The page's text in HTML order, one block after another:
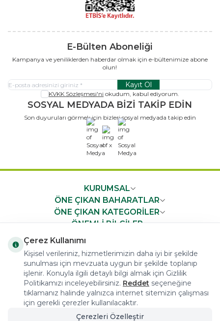
E-Bülten Aboneliği
Kampanya ve yeniliklerden haberdar olmak için e-bültenimize abone
olun!
Kayıt Ol
KVKK Sözleşmesi'ni okudum, kabul ediyorum.
SOSYAL MEDYADA BİZİ TAKİP EDİN
Son duyuruları görmek için bizleri sosyal medyada takip edin
x
KURUMSAL
ÖNE ÇIKAN BAHARATLAR
ÖNE ÇIKAN KATEGORİLER
ÖNEMLİ BİLGİLER
COPYRIGHT © 2023 arifoglu.com ALL RIGHTS RESERVED
Çerez Kullanımı
Kişisel verileriniz, hizmetlerimizin daha iyi bir şekilde
sunulması için mevzuata uygun bir şekilde toplanıp
işlenir. Konuyla ilgili detaylı bilgi almak için Gizlilik
Politikamızı inceleyebilirsiniz. Reddet seçeneğine
tıklamanız halinde yalnızca internet sitemizin çalışması
için gerekli çerezler kullanılacaktır.
Çerezleri Özelleştir